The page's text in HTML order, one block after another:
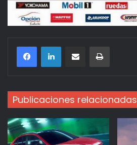
Compartir por correo electrónicoImprimir
Publicaciones relacionadas